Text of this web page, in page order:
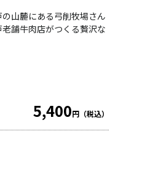
山麓にある弓削牧場さん
舗牛肉店がつくる贅沢な
5,400円（税込）